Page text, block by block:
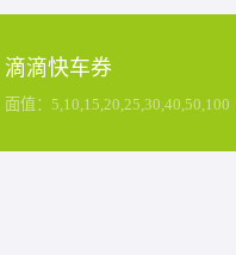
滴滴快车券
面值：5,10,15,20,25,30,40,50,100